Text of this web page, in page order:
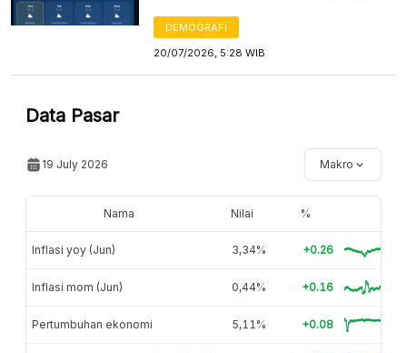
DEMOGRAFI
20/07/2026, 5:28 WIB
Data Pasar
19 July 2026 Makro
Nama Nilai %
Inflasi yoy (Jun) 3,34% +0.26
Inflasi mom (Jun) 0,44% +0.16
Pertumbuhan ekonomi 5,11% +0.08